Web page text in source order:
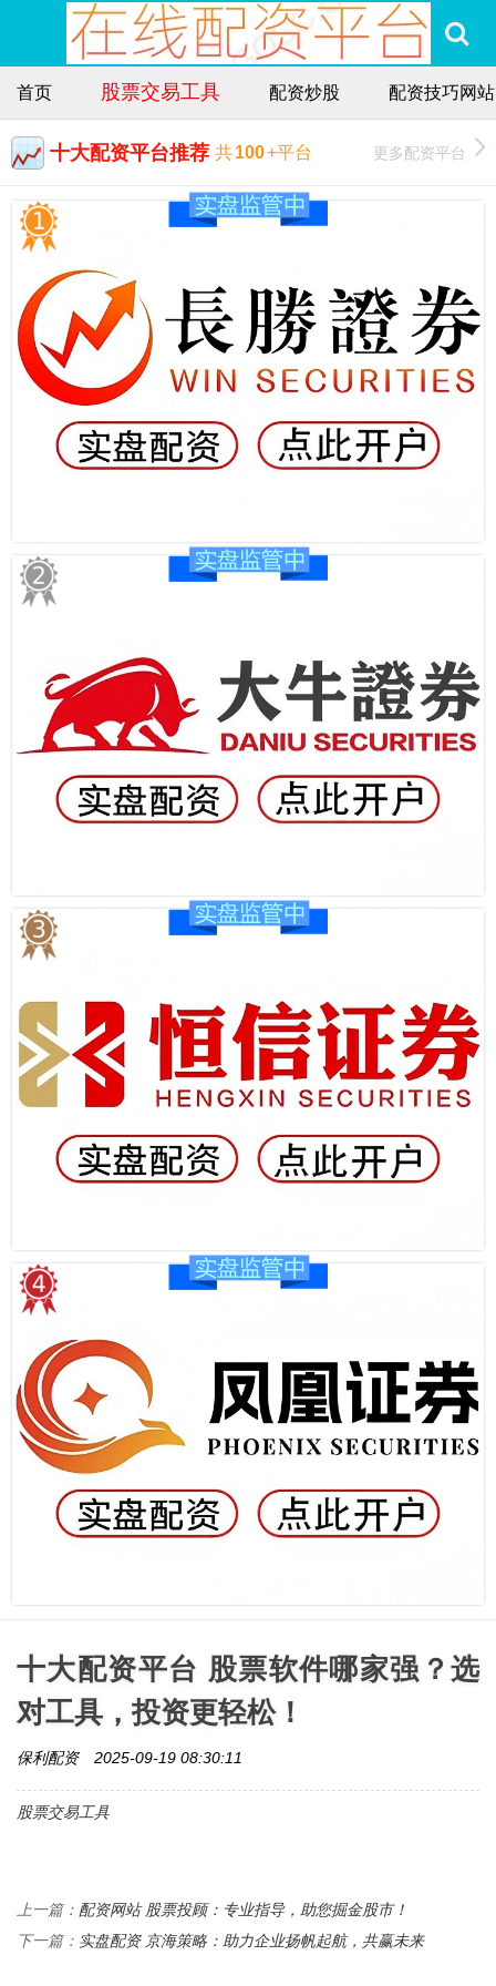
首页 股票交易工具 配资炒股 配资技巧网站
十大配资平台推荐 共100+平台 更多配资平台
十大配资平台 股票软件哪家强？选
对工具，投资更轻松！
保利配资 2025-09-19 08:30:11
股票交易工具
上一篇： 配资网站 股票投顾：专业指导，助您掘金股市！
下一篇： 实盘配资 京海策略：助力企业扬帆起航，共赢未来